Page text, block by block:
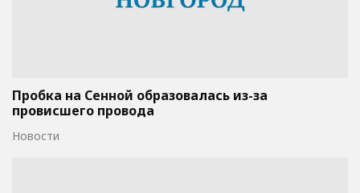
Пробка на Сенной образовалась из-за
провисшего провода
Новости